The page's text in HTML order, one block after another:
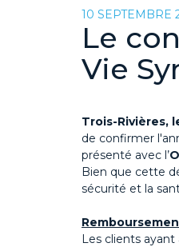
10 SEPTEMBRE
Le
Vie
Trois-Rivières,
de confirmer
présenté avec l’
Bien que cette
sécurité et la
Les clients